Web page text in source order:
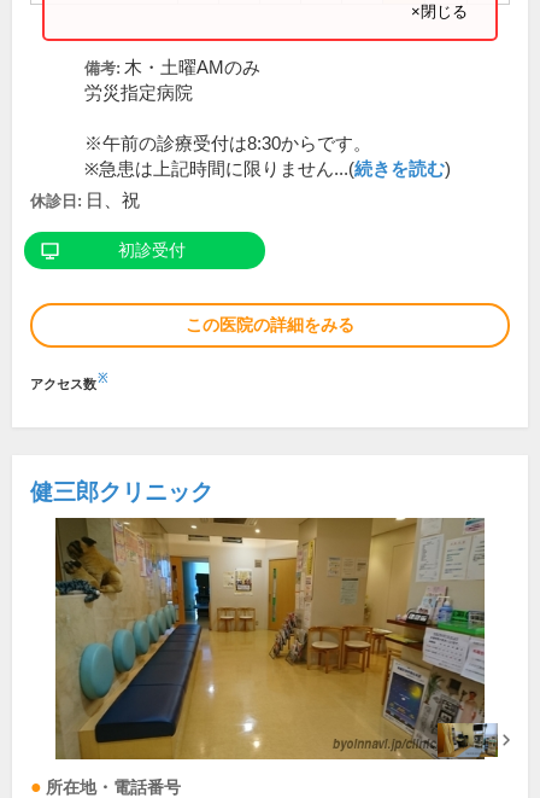
×閉じる
備考: 木・土曜AMのみ
労災指定病院
※午前の診療受付は8:30からです。
※急患は上記時間に限りません...(続きを読む)
休診日: 日、祝
初診受付
この医院の詳細をみる
アクセス数※
健三郎クリニック
所在地・電話番号